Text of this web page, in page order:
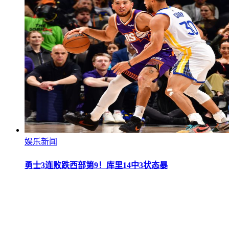
娱乐新闻
勇士3连败跌西部第9！库里14中3状态暴